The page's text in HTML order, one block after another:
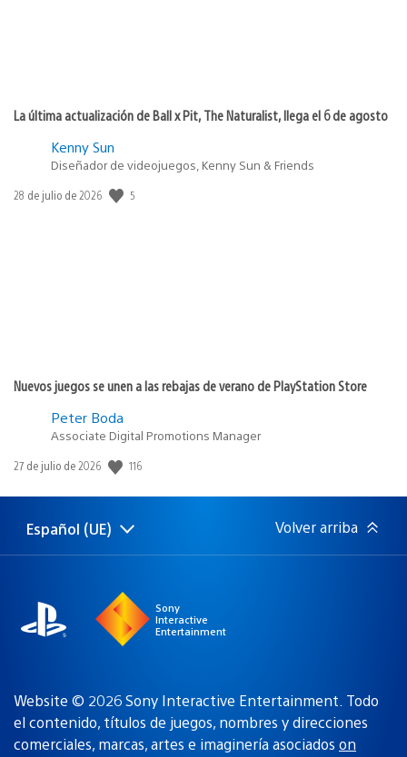
La última actualización de Ball x Pit, The Naturalist, llega el 6 de agosto
Kenny Sun
Diseñador de videojuegos, Kenny Sun & Friends
Fecha
28 de julio de 2026 5
Nuevos juegos se unen a las rebajas de verano de PlayStation Store
Peter Boda
Associate Digital Promotions Manager
Fecha
publicación:
27 de julio de 2026 116
Selecciona
Región
Español (UE) Volver arriba
Sony
Interactive
Entertainment
Website © 2026 Sony Interactive Entertainment. Todo
el contenido, títulos de juegos, nombres y direcciones
comerciales, marcas, artes e imaginería asociados on